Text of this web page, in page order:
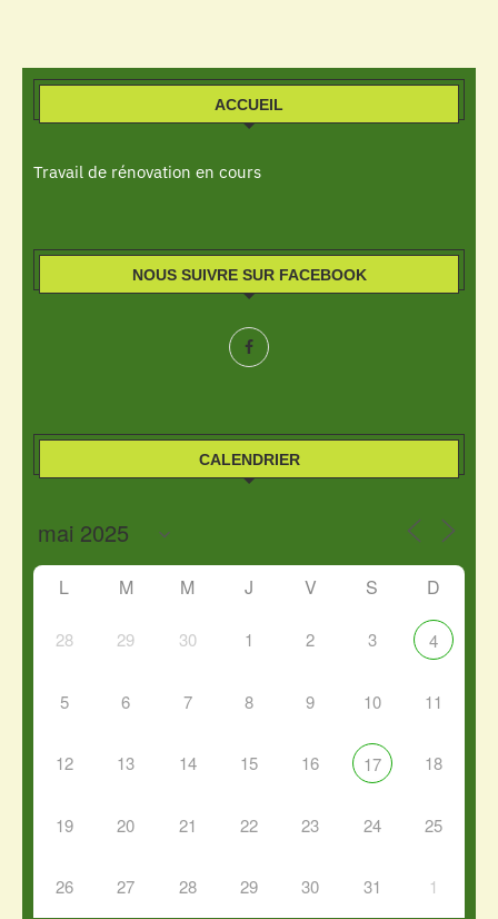
ACCUEIL
Travail de rénovation en cours
NOUS SUIVRE SUR FACEBOOK
CALENDRIER
L M M J V S D
28 29 30 1 2 3 4
5 6 7 8 9 10 11
12 13 14 15 16 17 18
19 20 21 22 23 24 25
26 27 28 29 30 31 1